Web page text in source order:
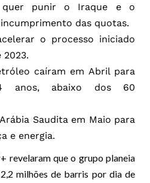
quer punir o Iraque e o
das quotas.
o processo iniciado
2023.
caíram em Abril para
anos, abaixo dos 60
Saudita em Maio para
e energia.
revelaram que o grupo planeia
milhões de barris por dia de